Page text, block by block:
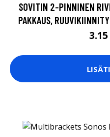
SOVITIN 2-PINNINEN
PAKKAUS,